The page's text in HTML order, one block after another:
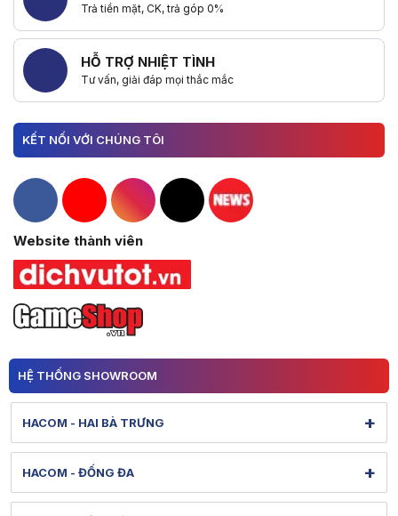
Trả tiền mặt, CK, trả góp 0%
HỖ TRỢ NHIỆT TÌNH
Tư vấn, giải đáp mọi thắc mắc
KẾT NỐI VỚI CHÚNG TÔI
Hacom Facebook
Hacom YouTube
Hacom Instagram
Hacom TikTok
Website thành viên
HỆ THỐNG SHOWROOM
HACOM - HAI BÀ TRƯNG +
Hình ảnh thực tế từ showroom
Xem bản đồ đường đi
HACOM - ĐỐNG ĐA +